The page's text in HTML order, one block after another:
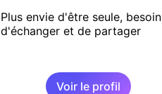
Plus envie d'être seule, besoin
d'échanger et de partager
Voir le profil